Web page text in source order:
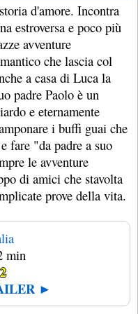
d'amore. Incontra
estroversa e poco più
avventure
che lascia col
a casa di Luca la
padre Paolo è un
e eternamente
i buffi guai che
fare "da padre a suo
le avventure
di amici che stavolta
prove della vita.
min
►